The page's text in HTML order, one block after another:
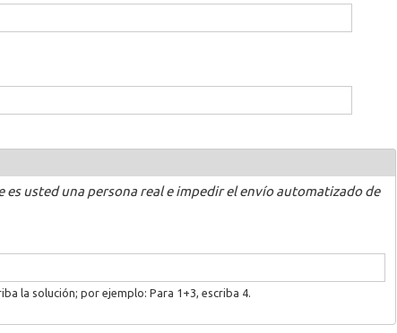
es usted una persona real e impedir el envío automatizado de
la solución; por ejemplo: Para 1+3, escriba 4.